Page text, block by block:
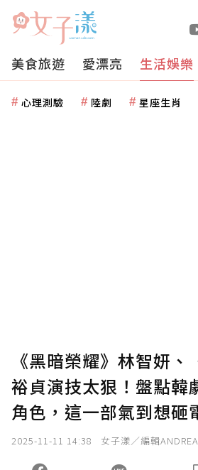
美食旅遊 愛漂亮 生活娛樂
心理測驗 陸劇 星座生肖
《黑暗榮耀》林智妍
裕貞演技太狠！盤點韓
角色，這一部氣到想砸
2025-11-11 14:38 女子漾／編輯ANDREA